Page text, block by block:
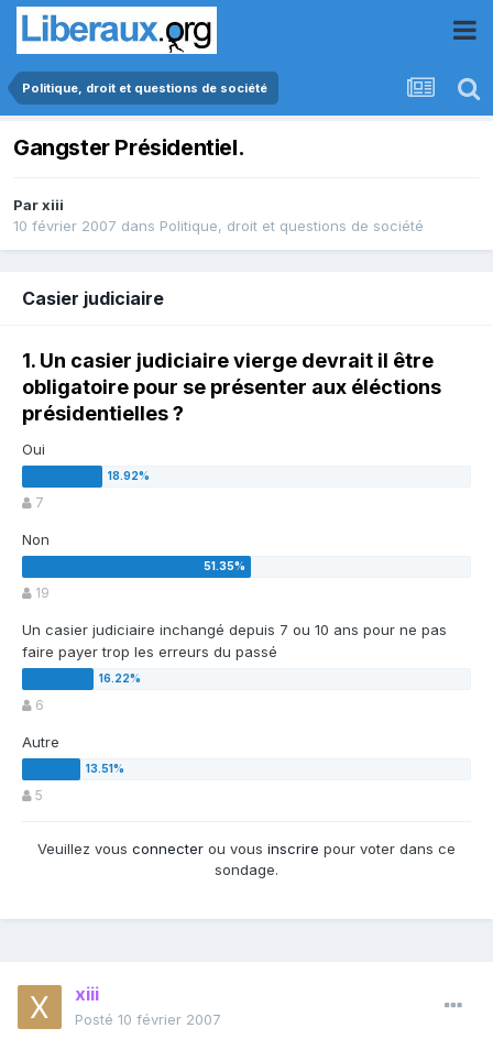
Politique, droit et questions de société
Gangster Présidentiel.
Parxiii
10 février 2007 dans Politique, droit et questions de société
Casier judiciaire
1. Un casier judiciaire vierge devrait il être
obligatoire pour se présenter aux éléctions
présidentielles ?
Oui
7
Non
19
Un casier judiciaire inchangé depuis 7 ou 10 ans pour ne pas
faire payer trop les erreurs du passé
6
Autre
5
Veuillez vous connecter ou vous inscrire pour voter dans ce
sondage.
xiii
Posté 10 février 2007